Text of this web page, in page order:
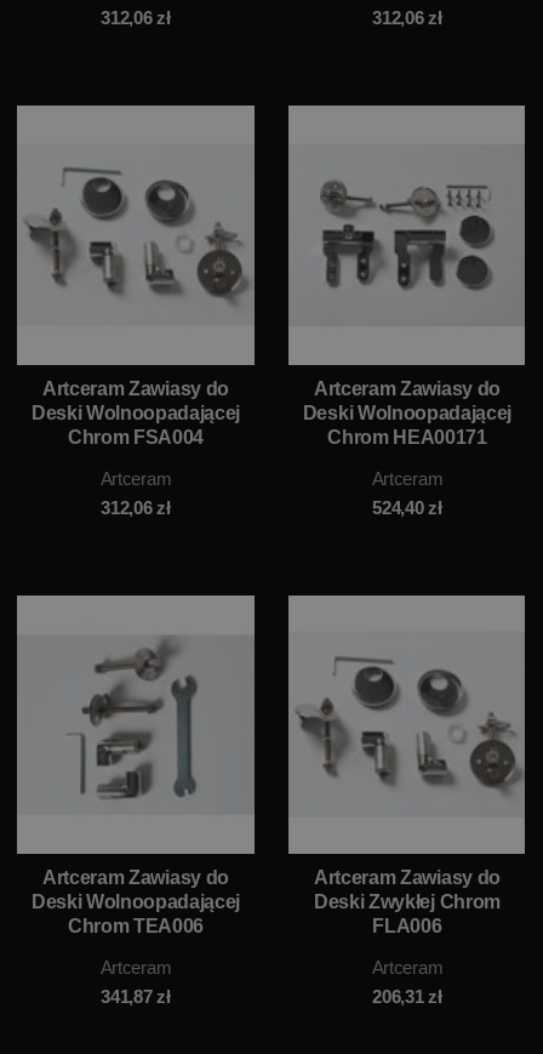
312,06zł
312,06zł
Artceram Zawiasy do
Deski Wolnoopadającej
Chrom FSA004
Artceram
312,06zł
Artceram Zawiasy do
Deski Wolnoopadającej
Chrom HEA00171
Artceram
524,40zł
Artceram Zawiasy do
Deski Wolnoopadającej
Chrom TEA006
Artceram
341,87zł
Artceram Zawiasy do
Deski Zwykłej Chrom
FLA006
Artceram
206,31zł